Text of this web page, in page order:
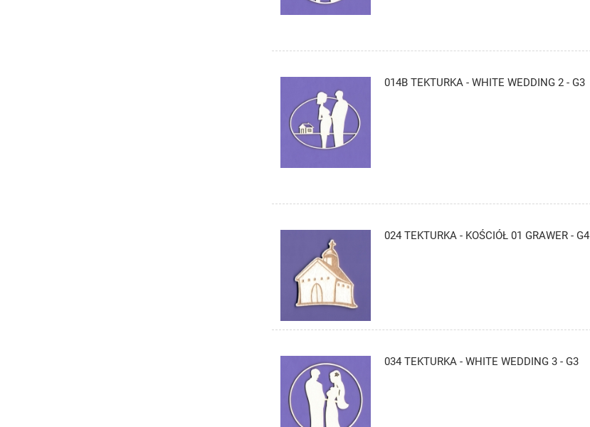
014B TEKTURKA - WHITE WEDDING 2 - G3
024 TEKTURKA - KOŚCIÓŁ 01 GRAWER - G4
034 TEKTURKA - WHITE WEDDING 3 - G3